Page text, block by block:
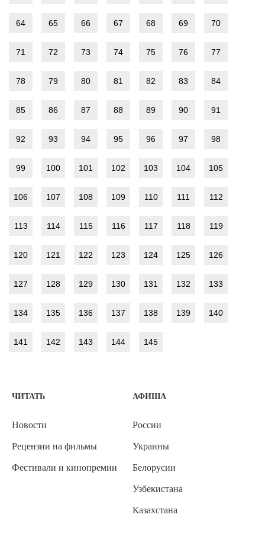
64 65 66 67 68 69 70
71 72 73 74 75 76 77
78 79 80 81 82 83 84
85 86 87 88 89 90 91
92 93 94 95 96 97 98
99 100 101 102 103 104 105
106 107 108 109 110 111 112
113 114 115 116 117 118 119
120 121 122 123 124 125 126
127 128 129 130 131 132 133
134 135 136 137 138 139 140
141 142 143 144 145
ЧИТАТЬ
Новости
Рецензии на фильмы
Фестивали и кинопремии
АФИША
России
Украины
Белорусии
Узбекистана
Казахстана